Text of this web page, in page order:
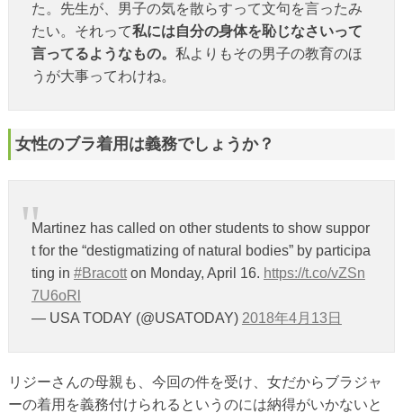
た。先生が、男子の気を散らすって文句を言ったみ
たい。それって私には自分の身体を恥じなさいって
言ってるようなもの。 私よりもその男子の教育のほ
うが大事ってわけね。
女性のブラ着用は義務でしょうか？
Martinez has called on other students to show suppor
t for the “destigmatizing of natural bodies” by participa
ting in #Bracotton Monday, April 16. https://t.co/vZSn
7U6oRl
— USA TODAY (@USATODAY) 2018年4月13日
リジーさんの母親も、今回の件を受け、女だからブラジャ
ーの着用を義務付けられるというのには納得がいかないと